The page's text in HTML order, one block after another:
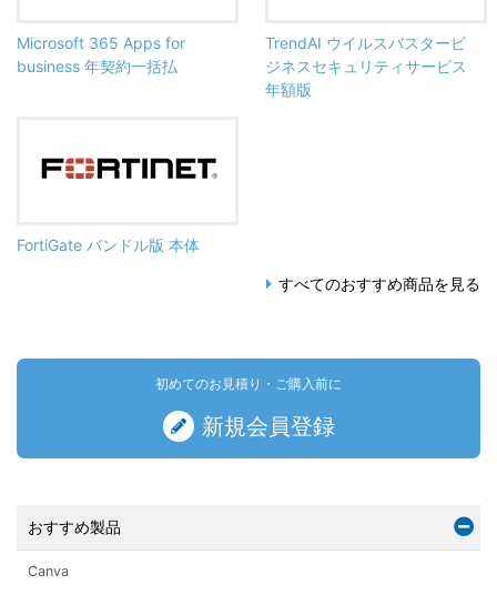
Microsoft 365 Apps for
business 年契約一括払
TrendAI ウイルスバスタービ
ジネスセキュリティサービス
年額版
FortiGate バンドル版 本体
すべてのおすすめ商品を見る
初めてのお見積り・ご購入前に
新規会員登録
おすすめ製品
Canva